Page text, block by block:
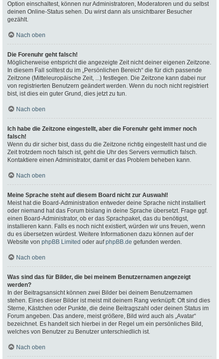
Option einschaltest, können nur Administratoren, Moderatoren und du selbst
deinen Online-Status sehen. Du wirst dann als unsichtbarer Besucher
gezählt.
Nach oben
Die Forenuhr geht falsch!
Möglicherweise entspricht die angezeigte Zeit nicht deiner eigenen Zeitzone.
In diesem Fall solltest du im „Persönlichen Bereich“ die für dich passende
Zeitzone (Mitteleuropäische Zeit, ...) festlegen. Die Zeitzone kann dabei nur
von registrierten Benutzern geändert werden. Wenn du noch nicht registriert
bist, ist dies ein guter Grund, dies jetzt zu tun.
Nach oben
Ich habe die Zeitzone eingestellt, aber die Forenuhr geht immer noch
falsch!
Wenn du dir sicher bist, dass du die Zeitzone richtig eingestellt hast und die
Zeit trotzdem noch falsch ist, geht die Uhr des Servers vermutlich falsch.
Kontaktiere einen Administrator, damit er das Problem beheben kann.
Nach oben
Meine Sprache steht auf diesem Board nicht zur Auswahl!
Meist hat die Board-Administration entweder deine Sprache nicht installiert
oder niemand hat das Forum bislang in deine Sprache übersetzt. Frage ggf.
einen Board-Administrator, ob er das Sprachpaket, das du benötigst,
installieren kann. Falls es noch nicht existiert, würden wir uns freuen, wenn
du es übersetzen würdest. Weitere Informationen dazu können auf der
Website von phpBB Limited oder aufphpBB.de gefunden werden.
Nach oben
Was sind das für Bilder, die bei meinem Benutzernamen angezeigt
werden?
In der Beitragsansicht können zwei Bilder bei deinem Benutzernamen
stehen. Eines dieser Bilder ist meist mit deinem Rang verknüpft: Oft sind dies
Sterne, Kästchen oder Punkte, die deine Beitragszahl oder deinen Status im
Forum angeben. Das andere, meist größere, Bild wird auch als „Avatar“
bezeichnet. Es handelt sich hierbei in der Regel um ein persönliches Bild,
welches von Benutzer zu Benutzer unterschiedlich ist.
Nach oben